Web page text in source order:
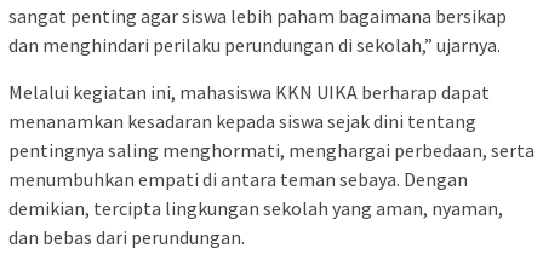
sangat penting agar siswa lebih paham bagaimana bersikap
dan menghindari perilaku perundungan di sekolah,” ujarnya.
Melalui kegiatan ini, mahasiswa KKN UIKA berharap dapat
menanamkan kesadaran kepada siswa sejak dini tentang
pentingnya saling menghormati, menghargai perbedaan, serta
menumbuhkan empati di antara teman sebaya. Dengan
demikian, tercipta lingkungan sekolah yang aman, nyaman,
dan bebas dari perundungan.